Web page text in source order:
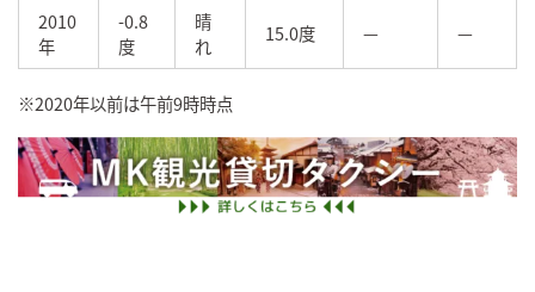
2010
年
-0.8
度
晴
れ
15.0度 — —
※2020年以前は午前9時時点